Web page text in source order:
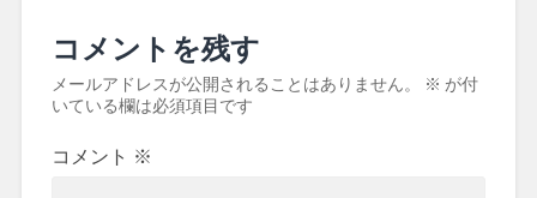
コメントを残す
メールアドレスが公開されることはありません。 ※ が付
いている欄は必須項目です
コメント ※